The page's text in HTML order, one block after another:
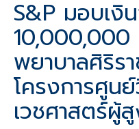
S&P มอบเงิ
10,000,000
พยาบาลศิริร
โครงการศูน
เวชศาสตร์ผู้